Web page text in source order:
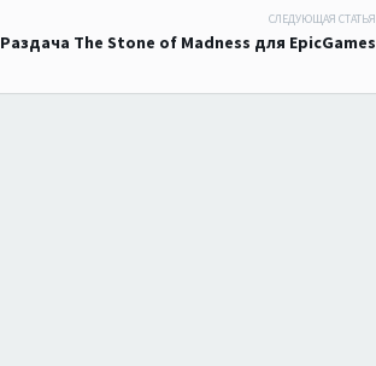
СЛЕДУЮЩАЯ СТАТЬЯ
Раздача The Stone of Madness для EpicGames